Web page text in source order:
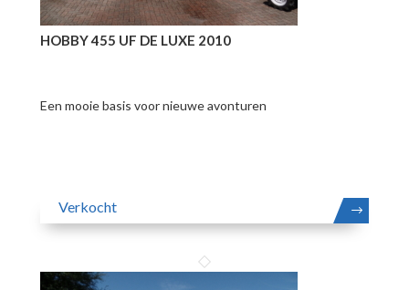
HOBBY 455 UF DE LUXE 2010
Een mooie basis voor nieuwe avonturen
Verkocht